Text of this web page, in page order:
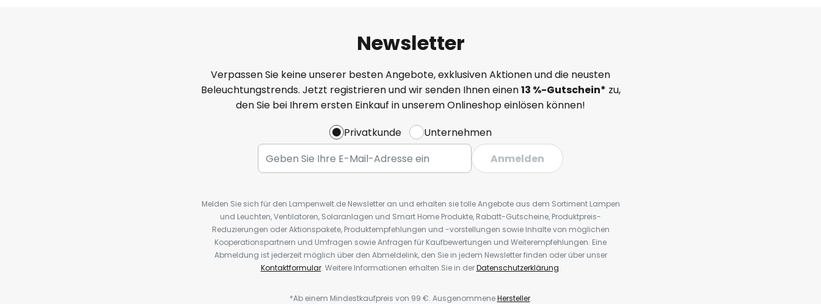
Newsletter
Verpassen Sie keine unserer besten Angebote, exklusiven Aktionen und die neusten
Beleuchtungstrends. Jetzt registrieren und wir senden Ihnen einen13 %-Gutschein* zu,
den Sie bei Ihrem ersten Einkauf in unserem Onlineshop einlösen können!
Privatkunde
Unternehmen
Anmelden
Melden Sie sich für den Lampenwelt.de Newsletter an und erhalten sie tolle Angebote aus dem Sortiment Lampen
und Leuchten, Ventilatoren, Solaranlagen und Smart Home Produkte, Rabatt-Gutscheine, Produktpreis-
Reduzierungen oder Aktionspakete, Produktempfehlungen und -vorstellungen sowie Inhalte von möglichen
Kooperationspartnern und Umfragen sowie Anfragen für Kaufbewertungen und Weiterempfehlungen. Eine
Abmeldung ist jederzeit möglich über den Abmeldelink, den Sie in jedem Newsletter finden oder über unser
Kontaktformular. Weitere Informationen erhalten Sie in derDatenschutzerklärung.
*Ab einem Mindestkaufpreis von 99 €. AusgenommeneHersteller.